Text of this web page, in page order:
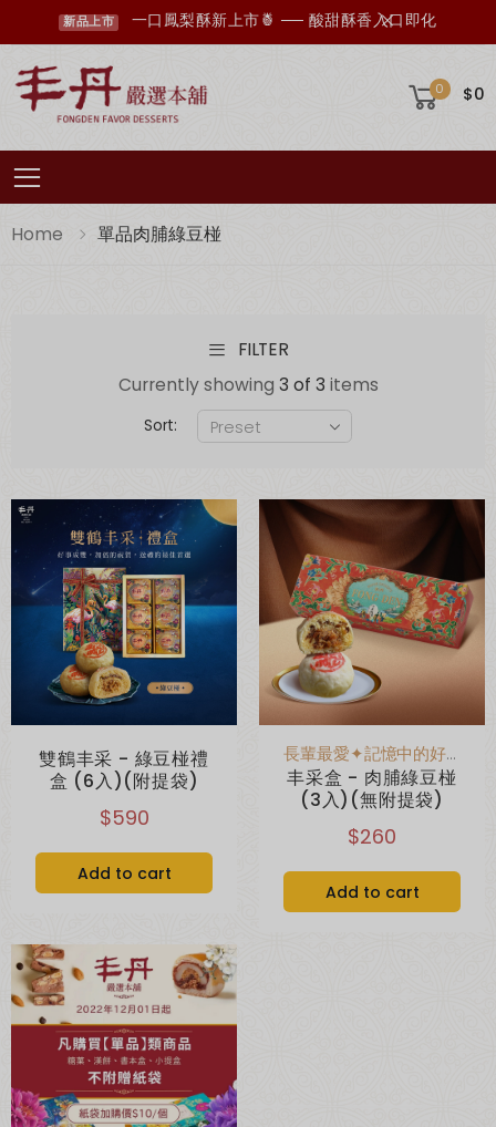
新品上市 一口鳳梨酥新上市🍍 ── 酸甜酥香入口即化
丰丹LINE會員招募中，您想知道的資訊這裡都有✨
免運優惠 超取滿 $1500 免運、宅配滿 $2500 免運🚚
全新亮相 綜合口味 一口鳳梨酥新上市🍍
0 $0
Toggle mobile menu
Home 單品肉脯綠豆椪
FILTER
Currently showing 3 of 3 items
Sort:
雙鶴丰采 - 綠豆椪禮
盒 (6入)(附提袋)
$590
Add to cart
長輩最愛✦記憶中的好味道
丰采盒 - 肉脯綠豆椪
(3入)(無附提袋)
$260
Add to cart